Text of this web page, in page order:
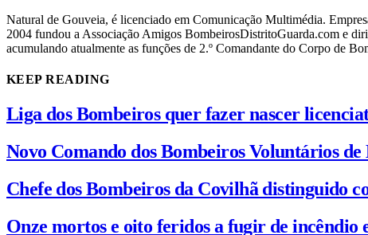
Natural de Gouveia, é licenciado em Comunicação Multimédia.
2004 fundou a Associação Amigos BombeirosDistritoGuarda.com e
acumulando atualmente as funções de 2.º Comandante do Corpo de
KEEP READING
Liga dos Bombeiros quer fazer nascer
Novo Comando dos Bombeiros Voluntários de
Chefe dos Bombeiros da Covilhã distinguido
Onze mortos e oito feridos a fugir de incêndio